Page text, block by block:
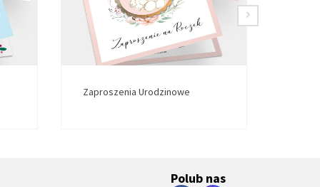
Zaproszenia Urodzinowe
Polub nas